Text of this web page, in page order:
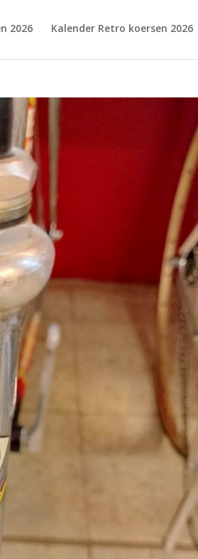
2026 Kalender Retro koersen 2026